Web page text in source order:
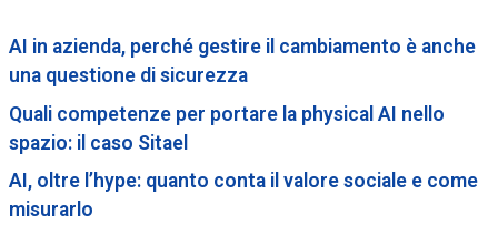
AI in azienda, perché gestire il cambiamento è anche
una questione di sicurezza
Quali competenze per portare la physical AI nello
spazio: il caso Sitael
AI, oltre l’hype: quanto conta il valore sociale e come
misurarlo